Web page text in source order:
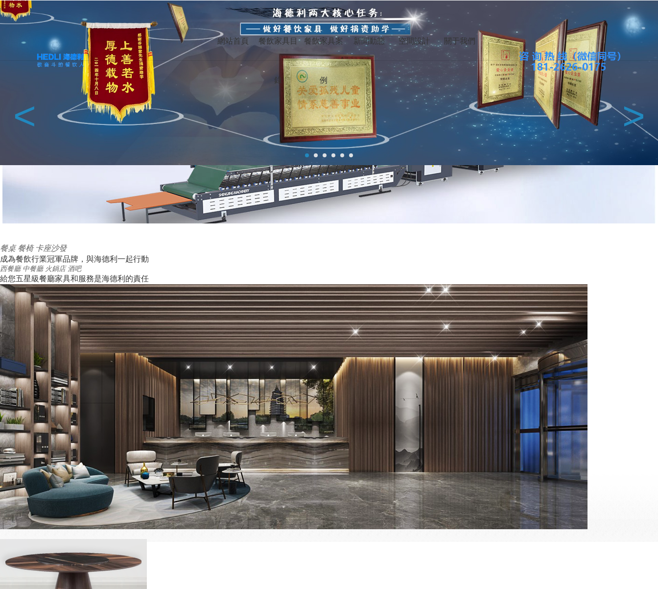
馗降:粽邪2,学长的大香肠好吃吗,暴躁太子爷,刘罗锅别传,韩国电影朋友,深夜的蠕动未增删有翻译樱,武林女大生,一江春水向东流在线观看
餐飲家具定制廠家-深圳海德利家具有限公司官網-專注餐飲桌椅行業25年！ 收藏本站
網站地圖
網站首頁 餐飲家具目
錄
餐飲家具案
例
新聞動態 空間設計 關于我們
< >
熱門家具分類
智能火鍋桌 智能調料臺 企業食堂家
具
電動餐桌
服務全球餐飲
深圳 成都 杭州 武漢 上海
北京
臺灣 北美 中東 歐洲 澳洲
餐桌 餐椅 卡座沙發
成為餐飲行業冠軍品牌，與海德利一起行動
西餐廳 中餐廳 火鍋店 酒吧
給您五星級餐廳家具和服務是海德利的責任